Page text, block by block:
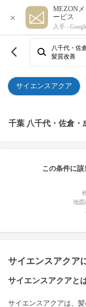
×
MEZON
ービス
入手 -
サイエンスアクア
八千代・佐
髪質改善
千葉 八千代・佐倉・
この条件に
地
サイエンスアクア
サイエンスアクアと
サイエンスアクアは、